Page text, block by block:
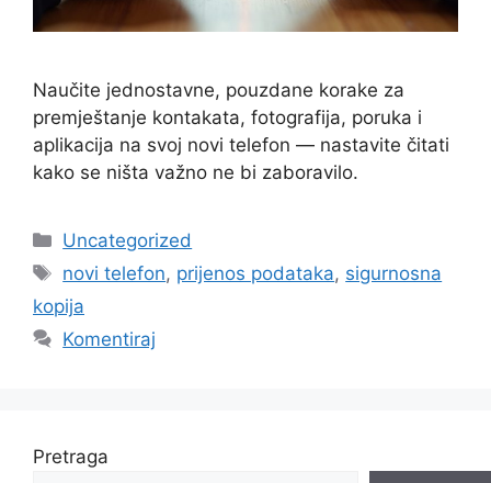
Naučite jednostavne, pouzdane korake za
premještanje kontakata, fotografija, poruka i
aplikacija na svoj novi telefon — nastavite čitati
kako se ništa važno ne bi zaboravilo.
Kategorije
Uncategorized
Oznake
novi telefon, prijenos podataka, sigurnosna
kopija
Komentiraj
Pretraga